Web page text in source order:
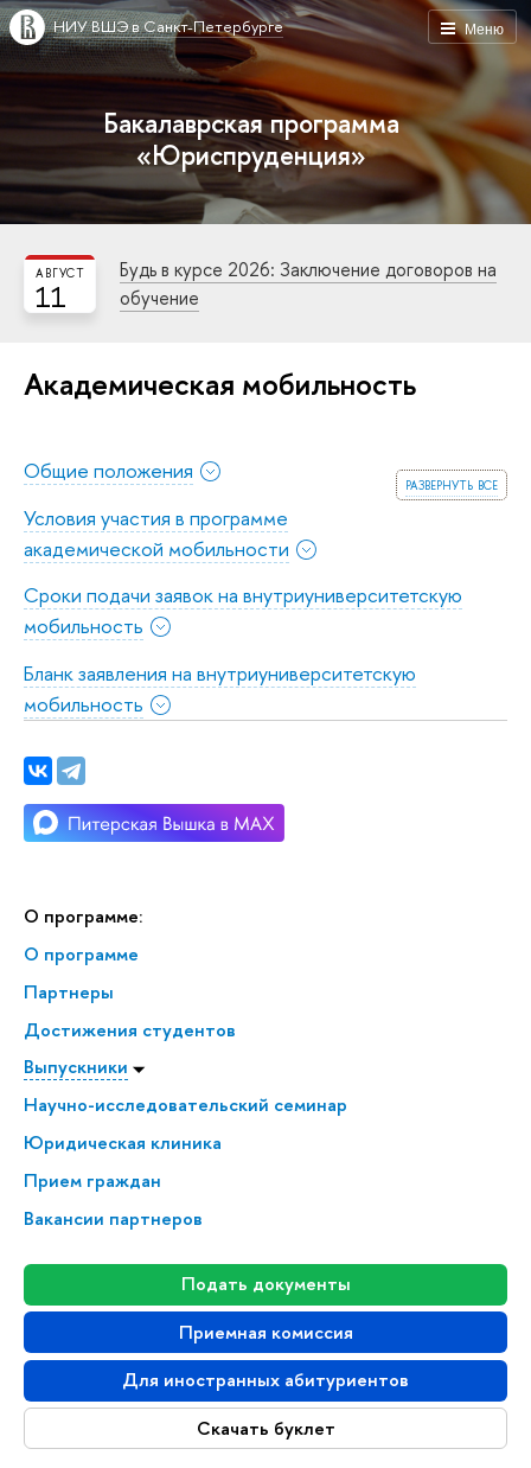
Меню
НИУ ВШЭ в Санкт-Петербурге
Бакалаврская программа
«Юриспруденция»
11
АВГУСТ
Будь в курсе 2026: Заключение договоров на
обучение
О программе:
О программе
Партнеры
Достижения студентов
Выпускники
Научно-исследовательский семинар
Юридическая клиника
Прием граждан
Вакансии партнеров
Подать документы
Приемная комиссия
Для иностранных абитуриентов
Скачать буклет
Академическая мобильность
развернуть все
Общие положения
Условия участия в программе
академической мобильности
Сроки подачи заявок на внутриуниверситетскую
мобильность
Бланк заявления на внутриуниверситетскую
мобильность